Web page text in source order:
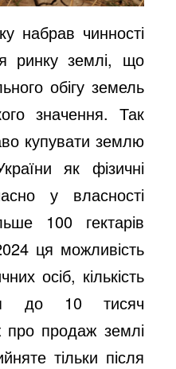
набрав чинності
ринку землі, що
обігу земель
значення. Так
купувати землю
як фізичні
у власності
100 гектарів
ця можливість
осіб, кількість
до 10 тисяч
про продаж землі
тільки після